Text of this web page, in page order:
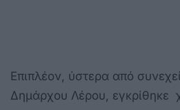
Επιπλέον, ύστερα από
Δημάρχου Λέρου, εγκρίθηκε